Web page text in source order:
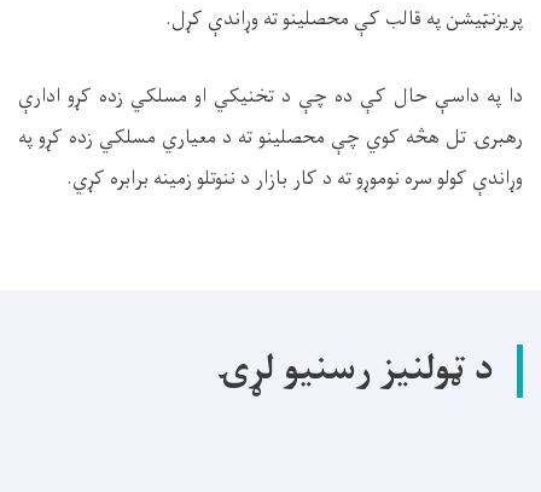
پریزنټیشن په قالب کې محصلینو ته وړاندې کړل.
دا په داسې حال کې ده چې د تخنیکي او مسلکي زده کړو ادارې
رهبرۍ تل هڅه کوي چې محصلینو ته د معیاري مسلکي زده کړو په
وړاندې کولو سره نوموړو ته د کار بازار د ننوتلو زمینه برابره کړي.
د ټولنیز رسنیو لړۍ